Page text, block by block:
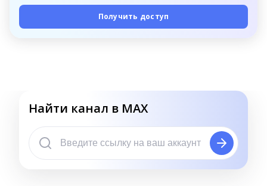
Получить доступ
Найти канал в MAX